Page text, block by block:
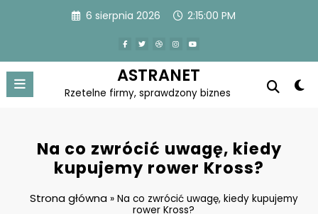
6 sierpnia 2026 2:15:01 PM
ASTRANET
Rzetelne firmy, sprawdzony biznes
Na co zwrócić uwagę, kiedy
kupujemy rower Kross?
Strona główna» Na co zwrócić uwagę, kiedy kupujemy
rower Kross?